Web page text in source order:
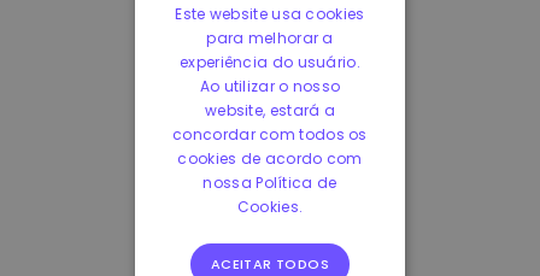
Este website usa cookies
para melhorar a
experiência do usuário.
Ao utilizar o nosso
website, estará a
concordar com todos os
cookies de acordo com
nossa Política de
Cookies.
ACEITAR TODOS